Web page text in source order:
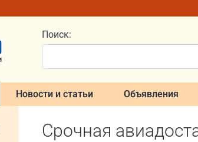
Поиск:
Новости и статьи Объявления
Cрочная